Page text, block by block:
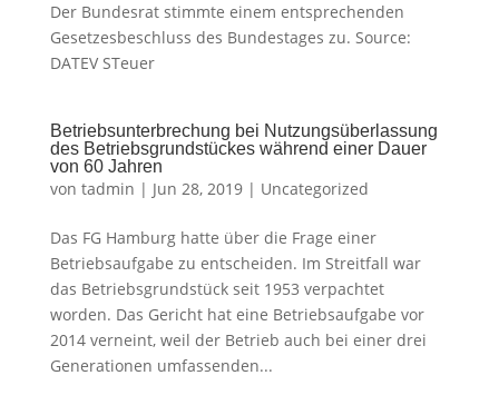
Der Bundesrat stimmte einem entsprechenden
Gesetzesbeschluss des Bundestages zu. Source:
DATEV STeuer
Betriebsunterbrechung bei Nutzungsüberlassung
des Betriebsgrundstückes während einer Dauer
von 60 Jahren
von tadmin | Jun 28, 2019| Uncategorized
Das FG Hamburg hatte über die Frage einer
Betriebsaufgabe zu entscheiden. Im Streitfall war
das Betriebsgrundstück seit 1953 verpachtet
worden. Das Gericht hat eine Betriebsaufgabe vor
2014 verneint, weil der Betrieb auch bei einer drei
Generationen umfassenden...